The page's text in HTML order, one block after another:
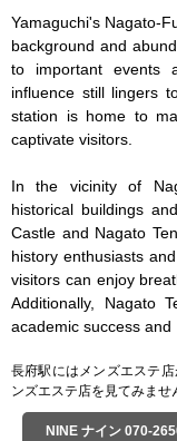
Yamaguchi's Nagato-
background and
to important events
influence still lingers
station is home to
captivate visitors.
In the vicinity of
historical buildings
Castle and Nagato
history enthusiasts
visitors can enjoy
Additionally, Nagato
academic success and
長府駅にはメンズエステ
ンズエステ店を見てみませ
NINE ナイン 070-